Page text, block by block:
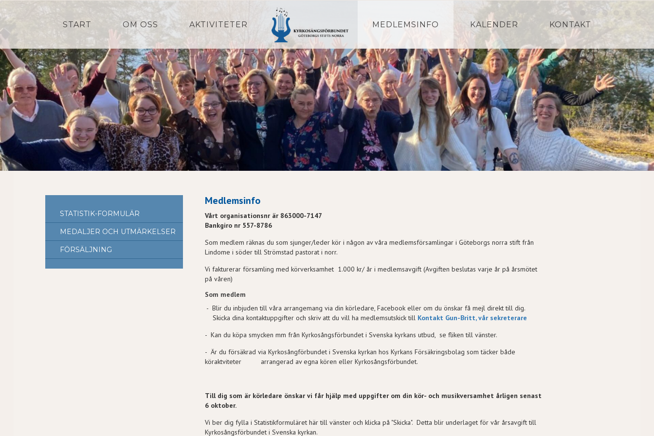
START OM OSS AKTIVITETER MEDLEMSINFO KALENDER KONTAKT
STATISTIK-FORMULÄR
MEDALJER OCH UTMÄRKELSER
FÖRSÄLJNING
Medlemsinfo
Vårt organisationsnr är 863000-7147
Bankgiro nr 557-8786
Som medlem räknas du som sjunger/leder kör i någon av våra medlemsförsamlingar i Göteborgs norra stift från
Lindome i söder till Strömstad pastorat i norr.
Vi fakturerar församling med körverksamhet 1.000 kr/ år i medlemsavgift (Avgiften beslutas varje år på årsmötet
på våren)
Som medlem
- Blir du inbjuden till våra arrangemang via din körledare, Facebook eller om du önskar få mejl direkt till dig.
Skicka dina kontaktuppgifter och skriv att du vill ha medlemsutskick till Kontakt Gun-Britt, vår sekreterare
- Kan du köpa smycken mm från Kyrkosångsförbundet i Svenska kyrkans utbud, se fliken till vänster.
- Är du försäkrad via Kyrkosångförbundet i Svenska kyrkan hos Kyrkans Försäkringsbolag som täcker både
köraktviteter arrangerad av egna kören eller Kyrkosångsförbundet.
Till dig som är körledare önskar vi får hjälp med uppgifter om din kör- och musikversamhet årligen senast
6 oktober.
Vi ber dig fylla i Statistikformuläret här till vänster och klicka på "Skicka". Detta blir underlaget för vår årsavgift till
Kyrkosångsförbundet i Svenska kyrkan.